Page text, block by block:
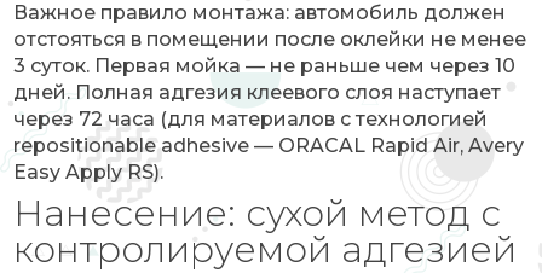
Важное правило монтажа: автомобиль должен
отстояться в помещении после оклейки не менее
3 суток. Первая мойка — не раньше чем через 10
дней. Полная адгезия клеевого слоя наступает
через 72 часа (для материалов с технологией
repositionable adhesive — ORACAL Rapid Air, Avery
Easy Apply RS).
Нанесение: сухой метод с
контролируемой адгезией